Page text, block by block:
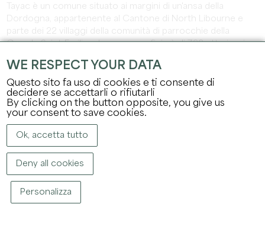
Tayac è un comune situato ai margini di un'ansa della
Dordogna, appartenente al Cantone di North Libourne e
parte dei 22 villaggi della comunità di parrocchie della
Grande Saint-Emilion. La sua superficie è di 722 ettari e si
Libourne. Il comune conta oggi 131 abitanti, chiamati
Tayacais e Tayacaises
SCOPRIRE
WE RESPECT YOUR DATA
Questo sito fa uso di cookies e ti consente di
decidere se accettarli o rifiutarli
By clicking on the button opposite, you give us
your consent to save cookies.
Ok, accetta tutto
Deny all cookies
Personalizza